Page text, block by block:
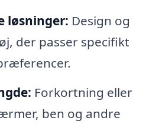
løsninger: Design og
der passer specifikt
Forkortning eller
ben og andre